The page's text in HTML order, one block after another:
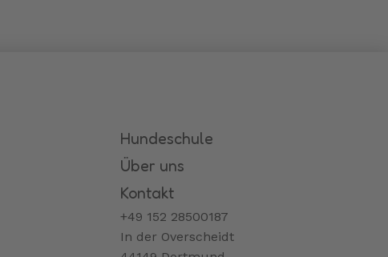
Hundeschule
Über uns
Kontakt
+49 152 28500187
In der Overscheidt